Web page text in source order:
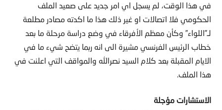
في هذا الوقت، لم يسجل اي امر جديد على صعيد الملف
الحكومي فلا اتصالات او غير ذلك هذا ما اكدته مصادر مطلعة
لـ”اللواء” وكأن معظم الأفرقاء في وضع دراسة مرحلة ما بعد
خطاب الرئيس الفرنسي مشيرة الى انه ربما يتضح شيء ما في
الايام المقبلة بعد كلام السيد نصرالله والمواقف التي اعلنت في
هذا الملف.
الاستشارات مؤجلة